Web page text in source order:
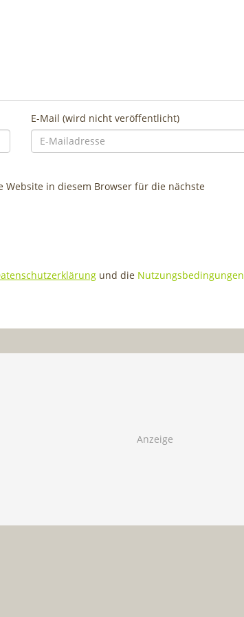
E-Mail (wird nicht veröffentlicht)
Website in diesem Browser für die nächste
und die Nutzungsbedingungen